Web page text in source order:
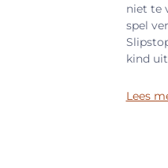
niet te
spel
kind
Lees